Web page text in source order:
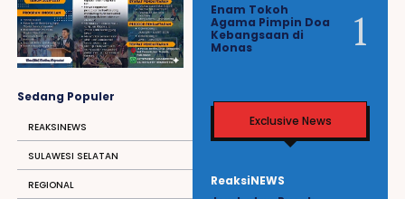
Sedang Populer
REAKSINEWS
SULAWESI SELATAN
REGIONAL
Enam Tokoh
Agama Pimpin Doa
Kebangsaan di
Monas
Exclusive News
ReaksiNEWS